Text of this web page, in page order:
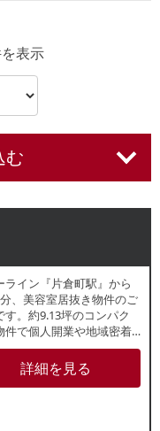
表示
む
ライン『片倉町駅』から
、美容室居抜き物件のご
す。約9.13坪のコンパク
件で個人開業や地域密着
業をご検討の方におすす
容室・床屋をご検討の方
談ください。
詳細を見る